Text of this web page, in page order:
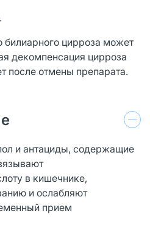
билиарного цирроза может
декомпенсация цирроза
после отмены препарата.
и антациды, содержащие
в кишечнике,
и ослабляют
прием